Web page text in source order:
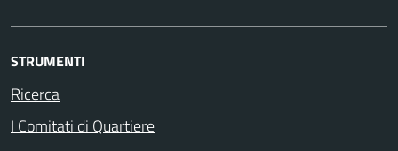
STRUMENTI
Ricerca
I Comitati di Quartiere